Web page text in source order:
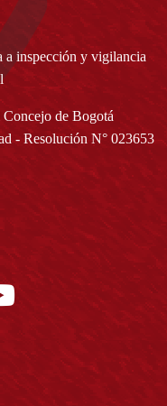
a inspección y vigilancia
de Bogotá
- Resolución N° 023653